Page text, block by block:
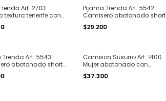
Art. 2703
textura tenerife con
T. 1 al 4
Pijama Trenda Art. 5542
Camisero abotonado short
modal soft liso T. 1 al 4
$29.200
Trenda Art. 5543
abotonado short
soft estampado print
Camison Susurro Art. 1400
Mujer abotonado con
bolsillo modal ultra suave T.
1 al 6
$37.300